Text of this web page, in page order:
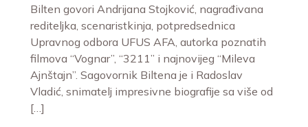
Bilten govori Andrijana Stojković, nagrađivana
rediteljka, scenaristkinja, potpredsednica
Upravnog odbora UFUS AFA, autorka poznatih
filmova “Vognar”, “3211” i najnovijeg “Mileva
Ajnštajn”. Sagovornik Biltena je i Radoslav
Vladić, snimatelj impresivne biografije sa više od
[…]